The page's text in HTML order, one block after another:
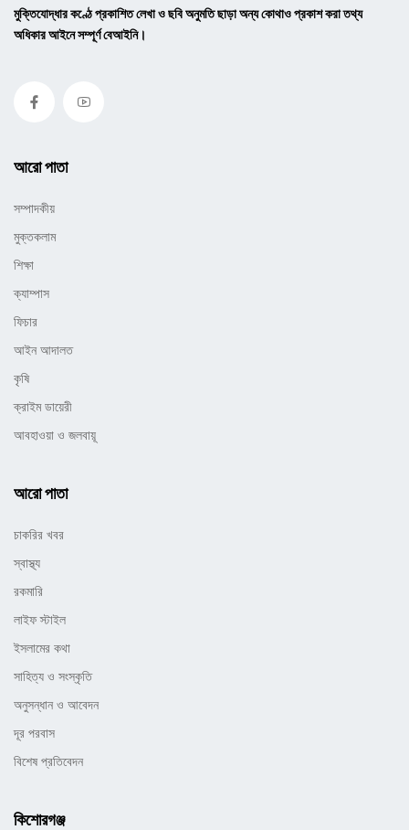
মুক্তিযোদ্ধার কণ্ঠে প্রকাশিত লেখা ও ছবি অনুমতি ছাড়া অন্য কোথাও প্রকাশ করা তথ্য
অধিকার আইনে সম্পূর্ণ বেআইনি।
আরো পাতা
সম্পাদকীয়
মুক্তকলাম
শিক্ষা
ক্যাম্পাস
ফিচার
আইন আদালত
কৃষি
ক্রাইম ডায়েরী
আবহাওয়া ও জলবায়ূ
আরো পাতা
চাকরির খবর
স্বাস্থ্য
রকমারি
লাইফ স্টাইল
ইসলামের কথা
সাহিত্য ও সংস্কৃতি
অনুসন্ধান ও আবেদন
দূর পরবাস
বিশেষ প্রতিবেদন
কিশোরগঞ্জ